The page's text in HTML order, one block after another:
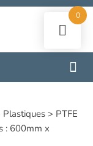
Plastiques > PTFE
: 600mm x
0